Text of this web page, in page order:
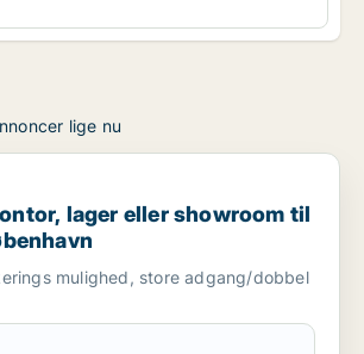
lige nu
lager eller showroom til leje i
lager eller showroom til
mulighed, store adgang/dobbel